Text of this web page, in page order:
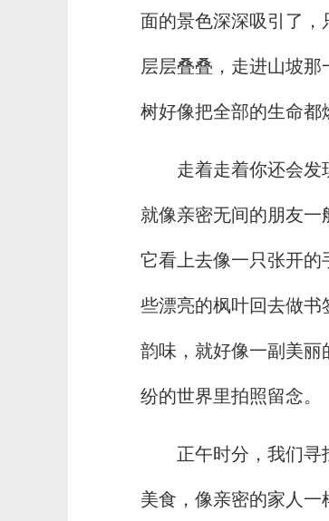
面的景色深深吸引了，
层层叠叠，走进山坡
树好像把全部的生命都
走着走着你还会发
就像亲密无间的朋友一
它看上去像一只张开的
些漂亮的枫叶回去做书
韵味，就好像一副美
纷的世界里拍照留念。
正午时分，我们寻
美食，像亲密的家人一